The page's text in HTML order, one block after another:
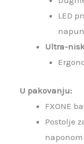
LED
Ultra-
U pakovanju:
FXONE
Postolje
naponom